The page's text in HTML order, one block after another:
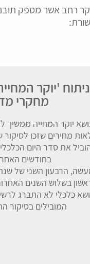
מידע מכלי
עוד
רחב אשר מספק
ניתוח 'יוקר
מחקרי
יוקר המחייה
מחירים שזכו לסיקור
את סדר היום
בחודשים
בשלוש השנים
המובילים בסיקור